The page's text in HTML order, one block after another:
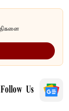
Follow Us